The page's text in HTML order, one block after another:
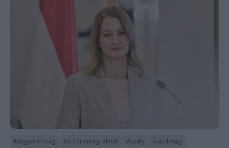
Magyarország Köztársasági elnök Aszály
Gazdaság